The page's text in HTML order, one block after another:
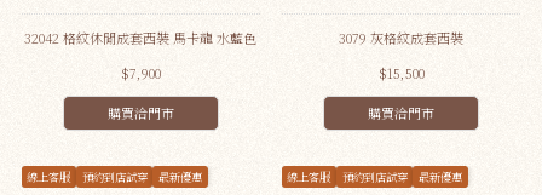
32042 格紋休閒成套西裝 馬卡龍 水藍色
$7,900
購買洽門市
3079 灰格紋成套西裝
$15,500
購買洽門市
線上客服 預約到店試穿 最新優惠 線上客服 預約到店試穿 最新優惠